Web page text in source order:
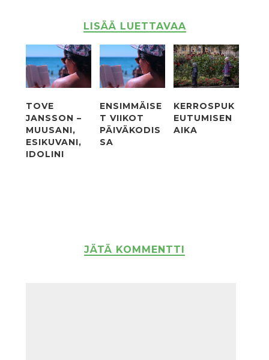
LISÄÄ LUETTAVAA
TOVE
JANSSON –
MUUSANI,
ESIKUVANI,
IDOLINI
ENSIMMÄISE
T VIIKOT
PÄIVÄKODIS
SA
KERROSPUK
EUTUMISEN
AIKA
JÄTÄ KOMMENTTI